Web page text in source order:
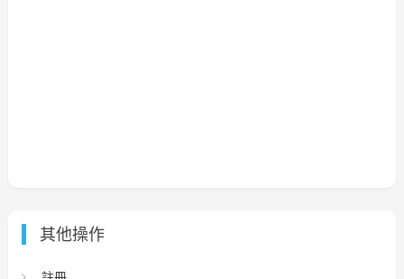
其他操作